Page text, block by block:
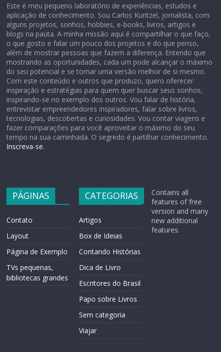
Este é meu pequeno laboratório de experiências, estudos e
aplicação de conhecimento. Sou Carlos Kuntzel, jornalista, com
alguns projetos, sonhos, hobbies, e-books, livros, artigos e
blogs na pauta. A minha missão aqui é compartilhar o que faço,
o que gosto e falar um pouco dos projetos e do que penso,
além de mostrar pessoas que fazem a diferença. Entendo que
mostrando as oportunidades, cada um pode alcançar o máximo
do seu potencial e se tornar uma versão melhor de si mesmo.
Com este conteúdo e outros que produzo, quero oferecer
inspiração e estratégias para quem quer buscar seus sonhos,
inspirando-se no exemplo dos outros. Vou falar de história,
entrevistar empreendedores inspiradores, falar sobre livros,
tecnologias, descobertas e curiosidades. Vou contar viagens e
fazer comparações para você aproveitar o máximo do seu
tempo na sua caminhada. O segredo é partilhar conhecimento.
Inscreva-se.
PÁGINAS
Contato
Layout
Página de Exemplo
TVs pequenas,
bibliotecas grandes
CATEGORIAS
Artigos
Box de Ideias
Contando Histórias
Dica de Livro
Escritores do Brasil
Papo sobre Livros
Sem categoria
Viajar
Contains all
features of free
version and many
new additional
features.